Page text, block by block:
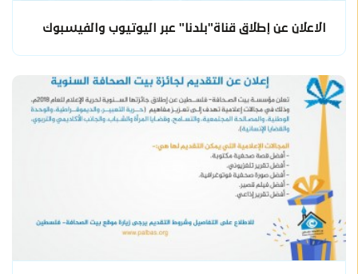
الاعلان عن إطلاق قناة"بلدنا" عبر اليوتيوب والفيسبوك